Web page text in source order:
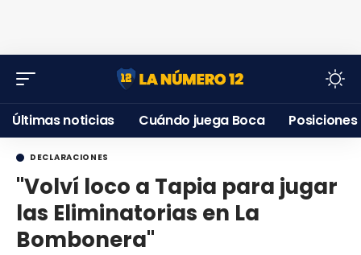
Últimas noticias Cuándo juega Boca Posiciones
DECLARACIONES
"Volví loco a Tapia para jugar
las Eliminatorias en La
Bombonera"